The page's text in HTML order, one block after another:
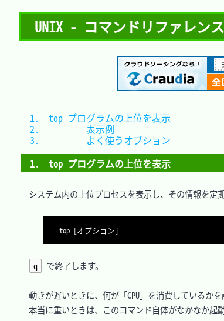
UNIX - コマンドリファレン
1.　top	プログラムの上位を表示
システム内の上位プロセスを表示し、その情報を定
top [オプション]
q で終了します。
動きが遅いときに、何が「CPU」を消費しているかを
本当に重いときは、このコマンド自体がなかなか起